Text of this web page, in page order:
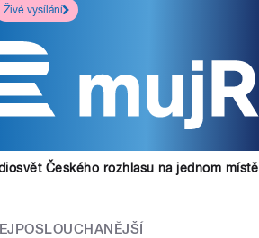
Živé vysílání
Českého rozhlasu na jednom místě